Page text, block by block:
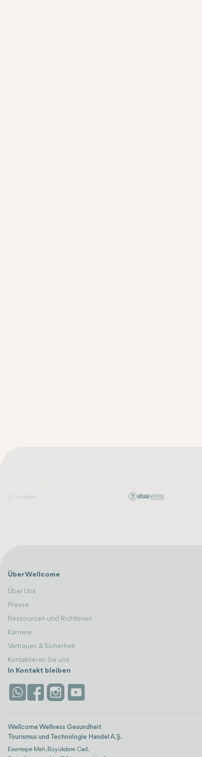
Über Wellcome
Über Uns
Presse
Ressourcen und Richtlinien
Karriere
Vertrauen & Sicherheit
Kontaktieren Sie uns
In Kontakt bleiben
Wellcome Wellness Gesundheit
Tourismus und Technologie Handel A.Ş.
Esentepe Mah. Büyükdere Cad.